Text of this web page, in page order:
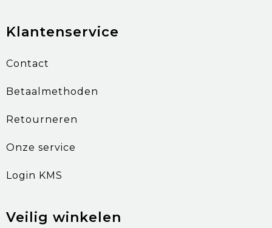
Klantenservice
Contact
Betaalmethoden
Retourneren
Onze service
Login KMS
Veilig winkelen